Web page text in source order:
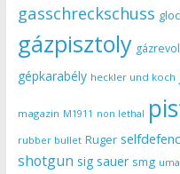
gasschreckschuss
gázpisztoly
gépkarabély heckler und koch
magazin M1911 non lethal
rubber bullet Ruger
shotgun sig sauer smg